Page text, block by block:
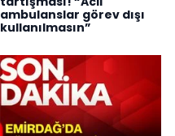
ambulanslar görev dışı
kullanılmasın”